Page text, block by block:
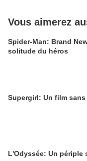
Vous aimerez
Spider-Man: Brand
solitude du héros
Supergirl: Un film sans
L'Odyssée: Un périple